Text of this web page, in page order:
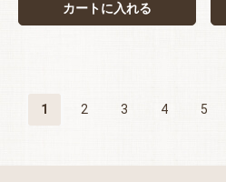
カートに入れる
1 2 3 4 5